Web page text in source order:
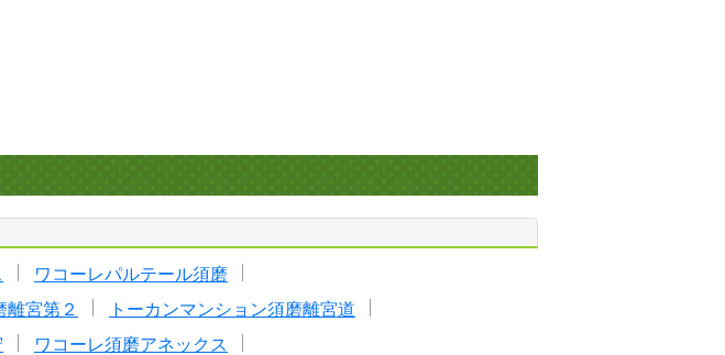
ワコーレパルテール須磨
離宮第２
トーカンマンション須磨離宮道
ワコーレ須磨アネックス